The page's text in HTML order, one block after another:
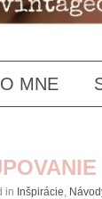
O MNE
in Inšpirácie